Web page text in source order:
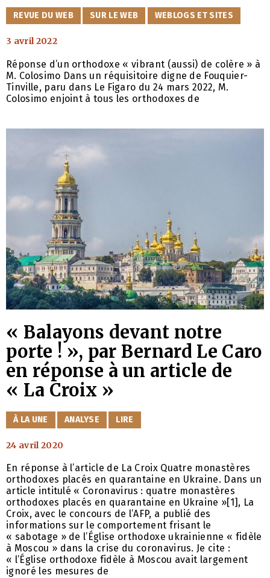
CATÉGORIES
REVUE DU WEB SUR LE WEB WEBLOGS ET SITES
3 avril 2022
Réponse d’un orthodoxe « vibrant (aussi) de colère » à
M. Colosimo Dans un réquisitoire digne de Fouquier-
Tinville, paru dans Le Figaro du 24 mars 2022, M.
Colosimo enjoint à tous les orthodoxes de
« Balayons devant notre
porte ! », par Bernard Le Caro
en réponse à un article de
« La Croix »
CATÉGORIES
À LA UNE ANALYSE LIRE
24 avril 2020
En réponse à l’article de La Croix Quatre monastères
orthodoxes placés en quarantaine en Ukraine. Dans un
article intitulé « Coronavirus : quatre monastères
orthodoxes placés en quarantaine en Ukraine »[1], La
Croix, avec le concours de l’AFP, a publié des
informations sur le comportement frisant le
« sabotage » de l’Église orthodoxe ukrainienne « fidèle
à Moscou » dans la crise du coronavirus. Je cite :
« l’Église orthodoxe fidèle à Moscou avait largement
ignoré les mesures de